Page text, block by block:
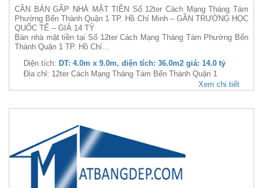
CẦN BÁN GẤP NHÀ MẶT TIỀN Số 12ter Cách Mạng Tháng Tám
Phường Bến Thành Quận 1 TP. Hồ Chí Minh – GẦN TRƯỜNG HỌC
QUỐC TẾ – GIÁ 14 TỶ
Bán nhà mặt tiền tại Số 12ter Cách Mạng Tháng Tám Phường Bến
Thành Quận 1 TP. Hồ Chí...
Diện tích: DT: 4.0m x 9.0m, diện tích: 36.0m2 giá: 14.0 tỷ
Địa chỉ: 12ter Cách Mạng Tháng Tám Bến Thành Quận 1
Xem chi tiết